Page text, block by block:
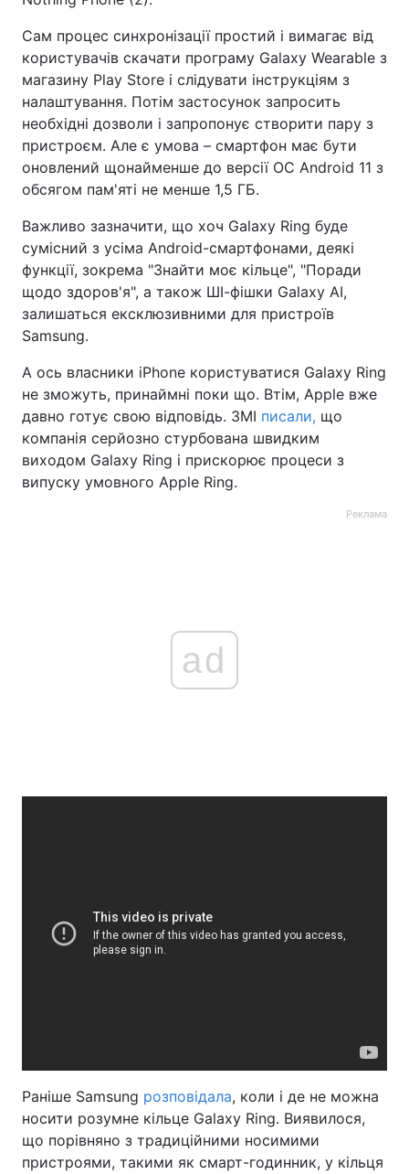
Сам процес синхронізації простий і вимагає від
користувачів скачати програму Galaxy Wearable з
магазину Play Store і слідувати інструкціям з
налаштування. Потім застосунок запросить
необхідні дозволи і запропонує створити пару з
пристроєм. Але є умова – смартфон має бути
оновлений щонайменше до версії ОС Android 11 з
обсягом пам'яті не менше 1,5 ГБ.
Важливо зазначити, що хоч Galaxy Ring буде
сумісний з усіма Android-смартфонами, деякі
функції, зокрема "Знайти моє кільце", "Поради
щодо здоров'я", а також ШІ-фішки Galaxy AI,
залишаться ексклюзивними для пристроїв
Samsung.
А ось власники iPhone користуватися Galaxy Ring
не зможуть, принаймні поки що. Втім, Apple вже
давно готує свою відповідь. ЗМІ писали, що
компанія серйозно стурбована швидким
виходом Galaxy Ring і прискорює процеси з
випуску умовного Apple Ring.
Реклама
ad
Раніше Samsung розповідала, коли і де не можна
носити розумне кільце Galaxy Ring. Виявилося,
що порівняно з традиційними носимими
пристроями, такими як смарт-годинник, у кільця